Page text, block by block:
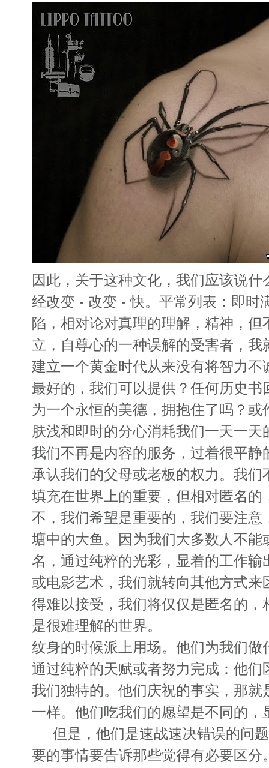
因此，关于这种文化，我们应该说什
经改变 - 改变 - 快。平常列表：即时
陷，相对论对真理的理解，精神，但
立，自尊心的一种误解的受害者，我
建立一个黄金时代从来没有将智力不
最好的，我们可以提供？任何历史书
为一个永恒的美德，拥抱住了吗？或
肤浅和即时的分心消耗我们一天一天
我们不再是内容的服务，过着很平静
承认我们的父母或老板的权力。我们
填充在世界上的重要，但相对匿名的
不，我们希望是重要的，我们要注意
塘中的大鱼。因为我们大多数人不能
名，通过纯粹的光彩，显着的工作输
或电影艺术，我们就转向其他方式来
得难以接受，我们将仅仅是匿名的，
是很难理解的世界。
纹身的时候派上用场。他们为我们做
通过纯粹的天赋或者努力完成：他们
我们独特的。他们庆祝的事实，那就
一样。他们吃我们的愿望是不同的，
但是，他们是速战速决错误的问
要的事情要告诉那些觉得有必要区分